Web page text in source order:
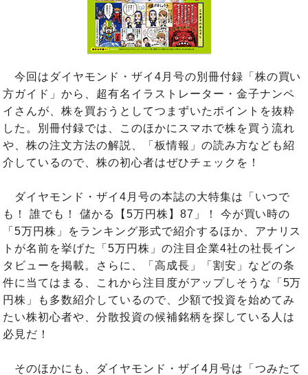
今回はダイヤモンド・ザイ4月号の別冊付録「株の買い
方ガイド」から、超有名イラストレーター・金子ナンペ
イさんが、株を買おうとしてつまずいたポイントを抜粋
した。別冊付録では、このほかにスマホで株を買う流れ
や、株の注文方法の解説、「板情報」の読み方なども紹
介しているので、株の初心者はぜひチェックを！
ダイヤモンド・ザイ4月号の本誌の大特集は「いつで
も！ 誰でも！ 儲かる【5万円株】87」！ 今が買い時の
「5万円株」をランキング形式で紹介するほか、アナリス
トが名前を挙げた「5万円株」の注目企業4社の社長イン
タビューを掲載。さらに、「高成長」「割安」などの条
件に当てはまる、これから注目度がアップしそうな「5万
円株」も多数紹介しているので、少額で投資を始めてみ
たい株初心者や、分散投資の候補銘柄を探している人は
必見だ！
そのほかにも、ダイヤモンド・ザイ4月号は「つみたて